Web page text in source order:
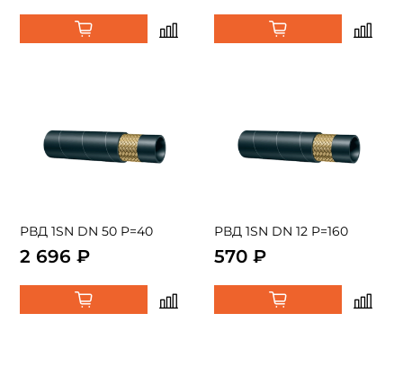
РВД 1SN DN 50 P=40
2 696 ₽
РВД 1SN DN 12 P=160
570 ₽